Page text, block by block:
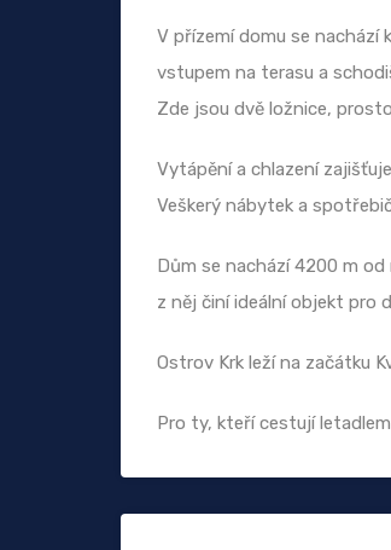
V přízemí domu se nachází
vstupem na terasu a
Zde jsou dvě ložnice,
Vytápění a chlazení
Veškerý nábytek a
Dům se nachází 4200 m
z něj činí ideální objekt pro
Ostrov Krk leží na začátku
Pro ty, kteří cestují